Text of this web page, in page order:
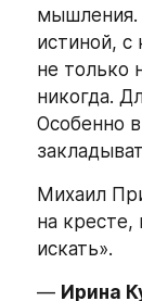
мышления.
истиной, с
не только
никогда.
Особенно
Михаил
на
искать».
— Ирина